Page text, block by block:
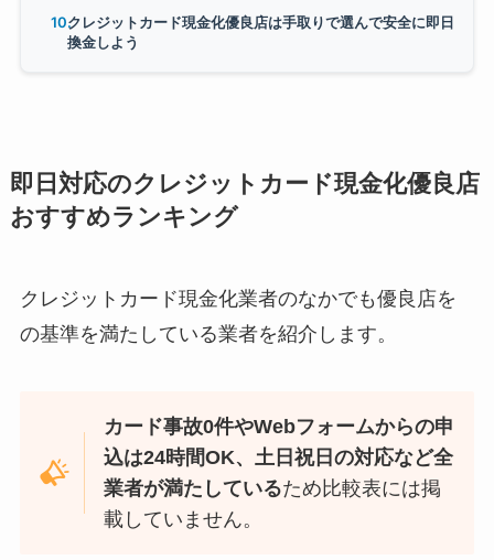
クレジットカード現金化優良店は手取りで選んで安全に即日
換金しよう
即日対応のクレジットカード現金化優良店
おすすめランキング
クレジットカード現金化業者のなかでも優良店を
の基準を満たしている業者を紹介します。
カード事故0件やWebフォームからの申
込は24時間OK、土日祝日の対応など全
業者が満たしているため比較表には掲
載していません。